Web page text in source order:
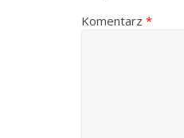
Komentarz *